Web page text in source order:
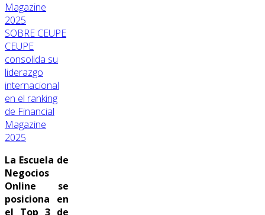
SOBRE CEUPE
CEUPE
consolida su
liderazgo
internacional
en el ranking
de Financial
Magazine
2025
La Escuela de
Negocios
Online se
posiciona en
el Top 3 de